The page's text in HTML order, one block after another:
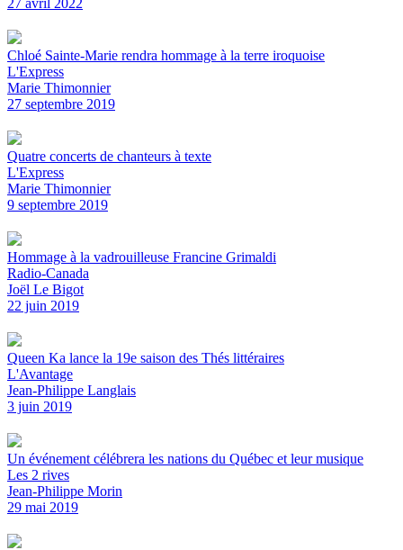
Chloé Sainte-Marie rendra hommage à la terre iroquoise
L'Express
Marie Thimonnier
27 septembre 2019
Quatre concerts de chanteurs à texte
L'Express
Marie Thimonnier
9 septembre 2019
Hommage à la vadrouilleuse Francine Grimaldi
Radio-Canada
Joël Le Bigot
22 juin 2019
Queen Ka lance la 19e saison des Thés littéraires
L'Avantage
Jean-Philippe Langlais
3 juin 2019
Un événement célébrera les nations du Québec et leur musique
Les 2 rives
Jean-Philippe Morin
29 mai 2019